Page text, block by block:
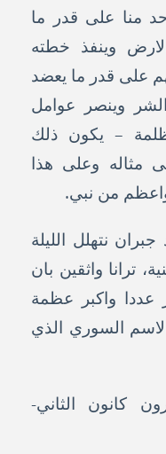
منا على قدر ما
وينفذ خطته
على قدر ما يعضد
وينصر عوامل
– يكون ذلك
مثاله وعلى هذا
واعظم من نبي.
نتهلل الليلة
ترانا واثقين بان
واكبر عظمة
السوري الذي
كانون الثاني-